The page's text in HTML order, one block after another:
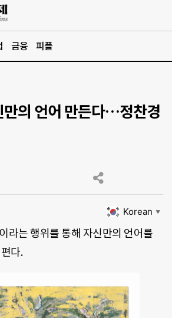
금융 피플
만의 언어 만든다…정찬경
Korean ▼
라는 행위를 통해 자신만의 언어를
다.